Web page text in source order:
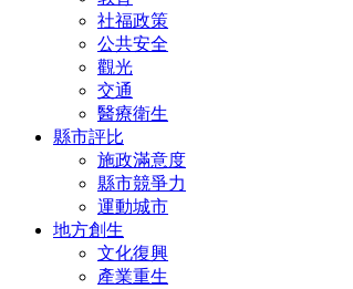
社福政策
公共安全
觀光
交通
醫療衛生
縣市評比
施政滿意度
縣市競爭力
運動城市
地方創生
文化復興
產業重生